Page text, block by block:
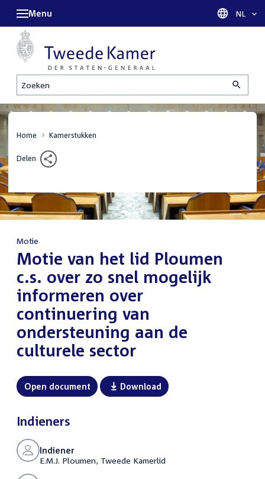
Zoeken
Menu Taal
NL
Home Kamerstukken
Delen
Motie
:Motie van het lid Ploumen
c.s. over zo snel mogelijk
informeren over
continuering van
ondersteuning aan de
culturele sector
Open document Download
Indieners
Indiener
E.M.J. Ploumen, Tweede Kamerlid